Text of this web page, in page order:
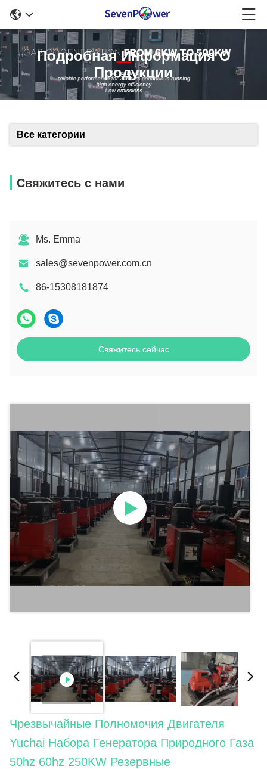
Подробная Информация О
Продукции
Все категории
Свяжитесь с нами
Ms. Emma
sales@sevenpower.com.cn
86-15308181874
Свяжитесь сейчас
Чрезвычайные Полномочия Двигателя
Yuchai Набора Генератора Природного Газа
50hz 60hz 250KW Резервные